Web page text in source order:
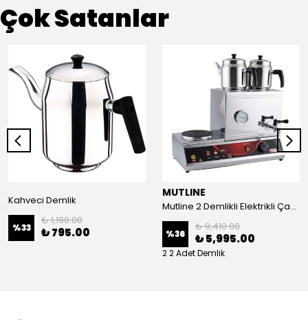
Çok Satanlar
Kahveci Demlik
%33
₺ 1,190.00
₺ 795.00
MUTLINE
Mutline 2 Demlikli Elektrikli Çay Kazanı, Çay Ocağı 25 LT
%36
₺ 9,410.00
₺ 5,995.00
2 2 Adet Demlik